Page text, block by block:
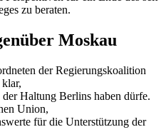
zu beraten.
Moskau
der Regierungskoalition
Haltung Berlins haben dürfe.
Union,
für die Unterstützung der